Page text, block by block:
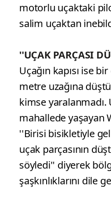
motorlu uçaktaki
salim uçaktan
''UÇAK PARÇASI
Uçağın kapısı ise
metre uzağına
kimse yaralanmadı.
mahallede yaşayan
''Birisi bisikletiyle
uçak parçasının
söyledi'' diyerek
şaşkınlıklarını dile